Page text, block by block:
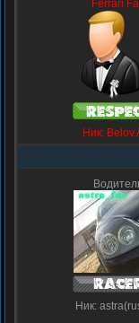
Ferrari
Ник:
Ник: